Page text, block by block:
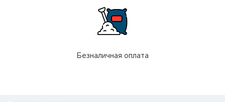
Безналичная оплата